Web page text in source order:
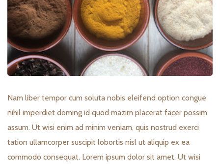
Nam liber tempor cum soluta nobis eleifend option congue
nihil imperdiet doming id quod mazim placerat facer possim
assum. Ut wisi enim ad minim veniam, quis nostrud exerci
tation ullamcorper suscipit lobortis nisl ut aliquip ex ea
commodo consequat. Lorem ipsum dolor sit amet. Ut wisi